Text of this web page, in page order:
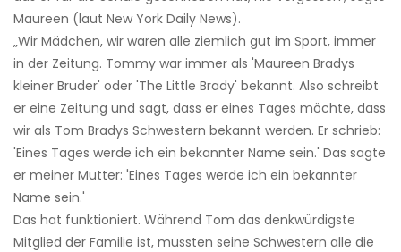
Maureen (laut New York Daily News).
„Wir Mädchen, wir waren alle ziemlich gut im Sport, immer
in der Zeitung. Tommy war immer als 'Maureen Bradys
kleiner Bruder' oder 'The Little Brady' bekannt. Also schreibt
er eine Zeitung und sagt, dass er eines Tages möchte, dass
wir als Tom Bradys Schwestern bekannt werden. Er schrieb:
'Eines Tages werde ich ein bekannter Name sein.' Das sagte
er meiner Mutter: 'Eines Tages werde ich ein bekannter
Name sein.'
Das hat funktioniert. Während Tom das denkwürdigste
Mitglied der Familie ist, mussten seine Schwestern alle die